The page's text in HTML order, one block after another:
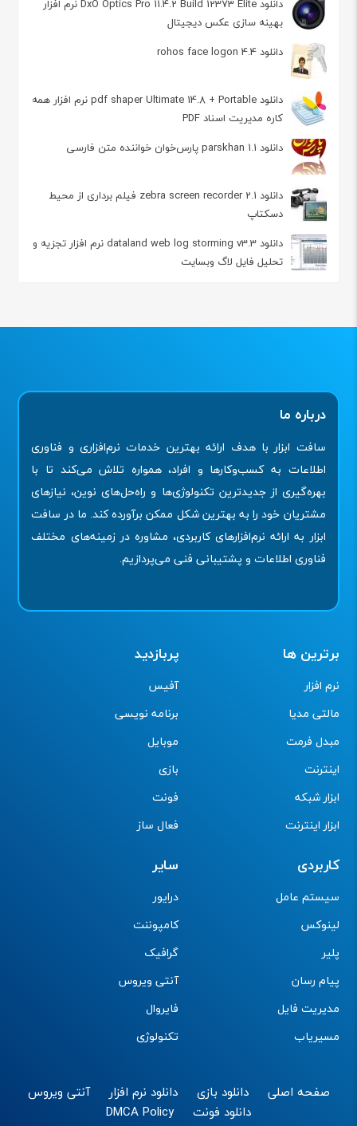
دانلود DxO Optics Pro 11.4.2 Build 12373 Elite نرم افزار
بهینه سازی عکس دیجیتال
دانلود rohos face logon 4.4
دانلود pdf shaper Ultimate 14.8 + Portable نرم افزار همه
کاره مدیریت اسناد PDF
دانلود parskhan 1.1 پارس‌خوان خواننده متن فارسی
دانلود zebra screen recorder 2.1 فیلم برداری از محیط
دسکتاپ
دانلود dataland web log storming v3.3 نرم افزار تجزیه و
تحلیل فایل لاگ وبسایت
درباره ما
سافت ابزار با هدف ارائه بهترین خدمات نرم‌افزاری و فناوری
اطلاعات به کسب‌وکارها و افراد، همواره تلاش می‌کند تا با
بهره‌گیری از جدیدترین تکنولوژی‌ها و راه‌حل‌های نوین، نیازهای
مشتریان خود را به بهترین شکل ممکن برآورده کند. ما در سافت
ابزار به ارائه نرم‌افزارهای کاربردی، مشاوره در زمینه‌های مختلف
فناوری اطلاعات و پشتیبانی فنی می‌پردازیم.
برترین ها
نرم افزار
مالتی مدیا
مبدل فرمت
اینترنت
ابزار شبکه
ابزار اینترنت
پربازدید
آفیس
برنامه نویسی
موبایل
بازی
فونت
فعال ساز
کاربردی
سیستم عامل
لینوکس
پلیر
پیام رسان
مدیریت فایل
مسیریاب
سایر
درایور
کامپوننت
گرافیک
آنتی ویروس
فایروال
تکنولوژی
صفحه اصلی دانلود بازی دانلود نرم افزار
آنتی ویروس
دانلود فونت
DMCA Policy